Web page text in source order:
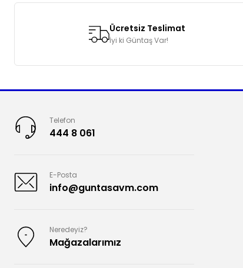
Ücretsiz Teslimat
İyi ki Güntaş Var!
Telefon
444 8 061
E-Posta
info@guntasavm.com
Neredeyiz?
Mağazalarımız